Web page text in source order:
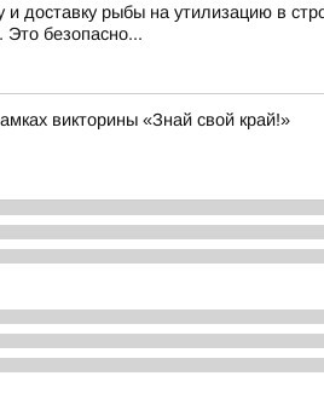
и доставку рыбы на утилизацию в
Это безопасно...
викторины «Знай свой край!»